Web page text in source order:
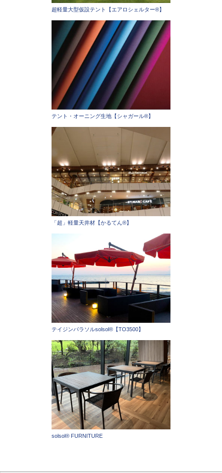
超軽量大型仮設テント【エアロシェルター®】
テント・オーニング生地【シャガール®】
「超」軽量天井材【かるてん®】
テイジンパラソルsolsol®︎【TO3500】
solsol®︎ FURNITURE